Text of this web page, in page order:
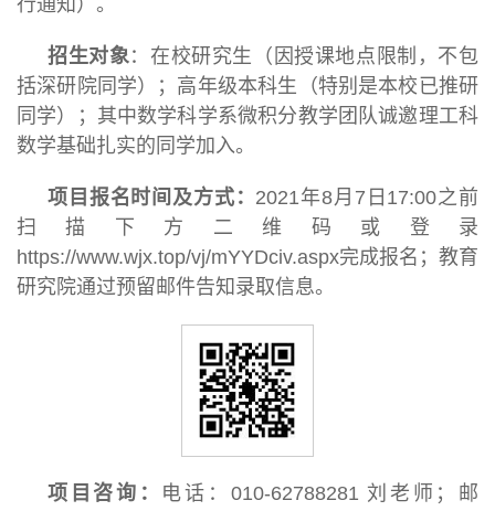
行通知）。
招生对象：在校研究生（因授课地点限制，不包
括深研院同学）；高年级本科生（特别是本校已推研
同学）；其中数学科学系微积分教学团队诚邀理工科
数学基础扎实的同学加入。
项目报名时间及方式： 2021年8月7日17:00之前
扫描下方二维码或登录
https://www.wjx.top/vj/mYYDciv.aspx完成报名；教育
研究院通过预留邮件告知录取信息。
项目咨询： 电话：010-62788281 刘老师；邮